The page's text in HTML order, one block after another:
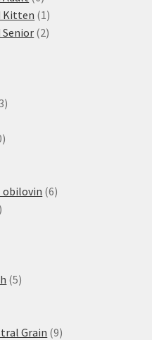
produktů
Kitten 1 1
produkt
Senior 22
13
10
obilovin 66
1
55
Grain 99